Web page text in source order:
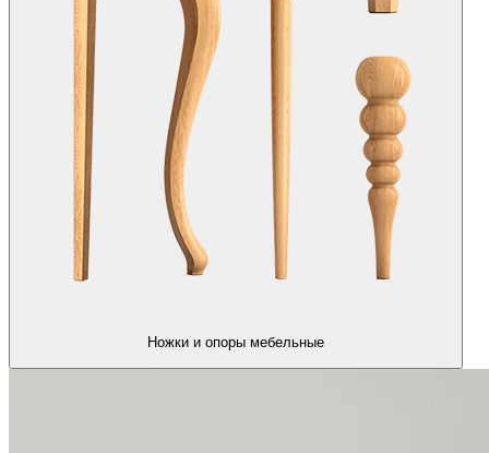
Ножки и опоры мебельные